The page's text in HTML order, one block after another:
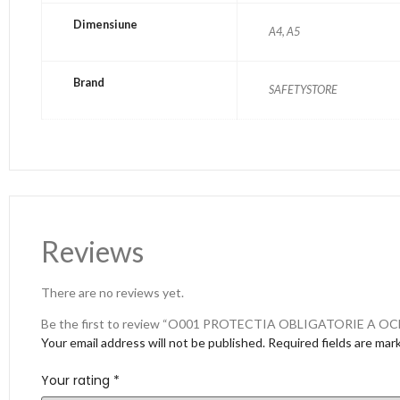
Dimensiune
A4, A5
Brand
SAFETYSTORE
Reviews
There are no reviews yet.
Be the first to review “O001 PROTECTIA OBLIGATORIE A
Your email address will not be published. Required fields are
Your rating *